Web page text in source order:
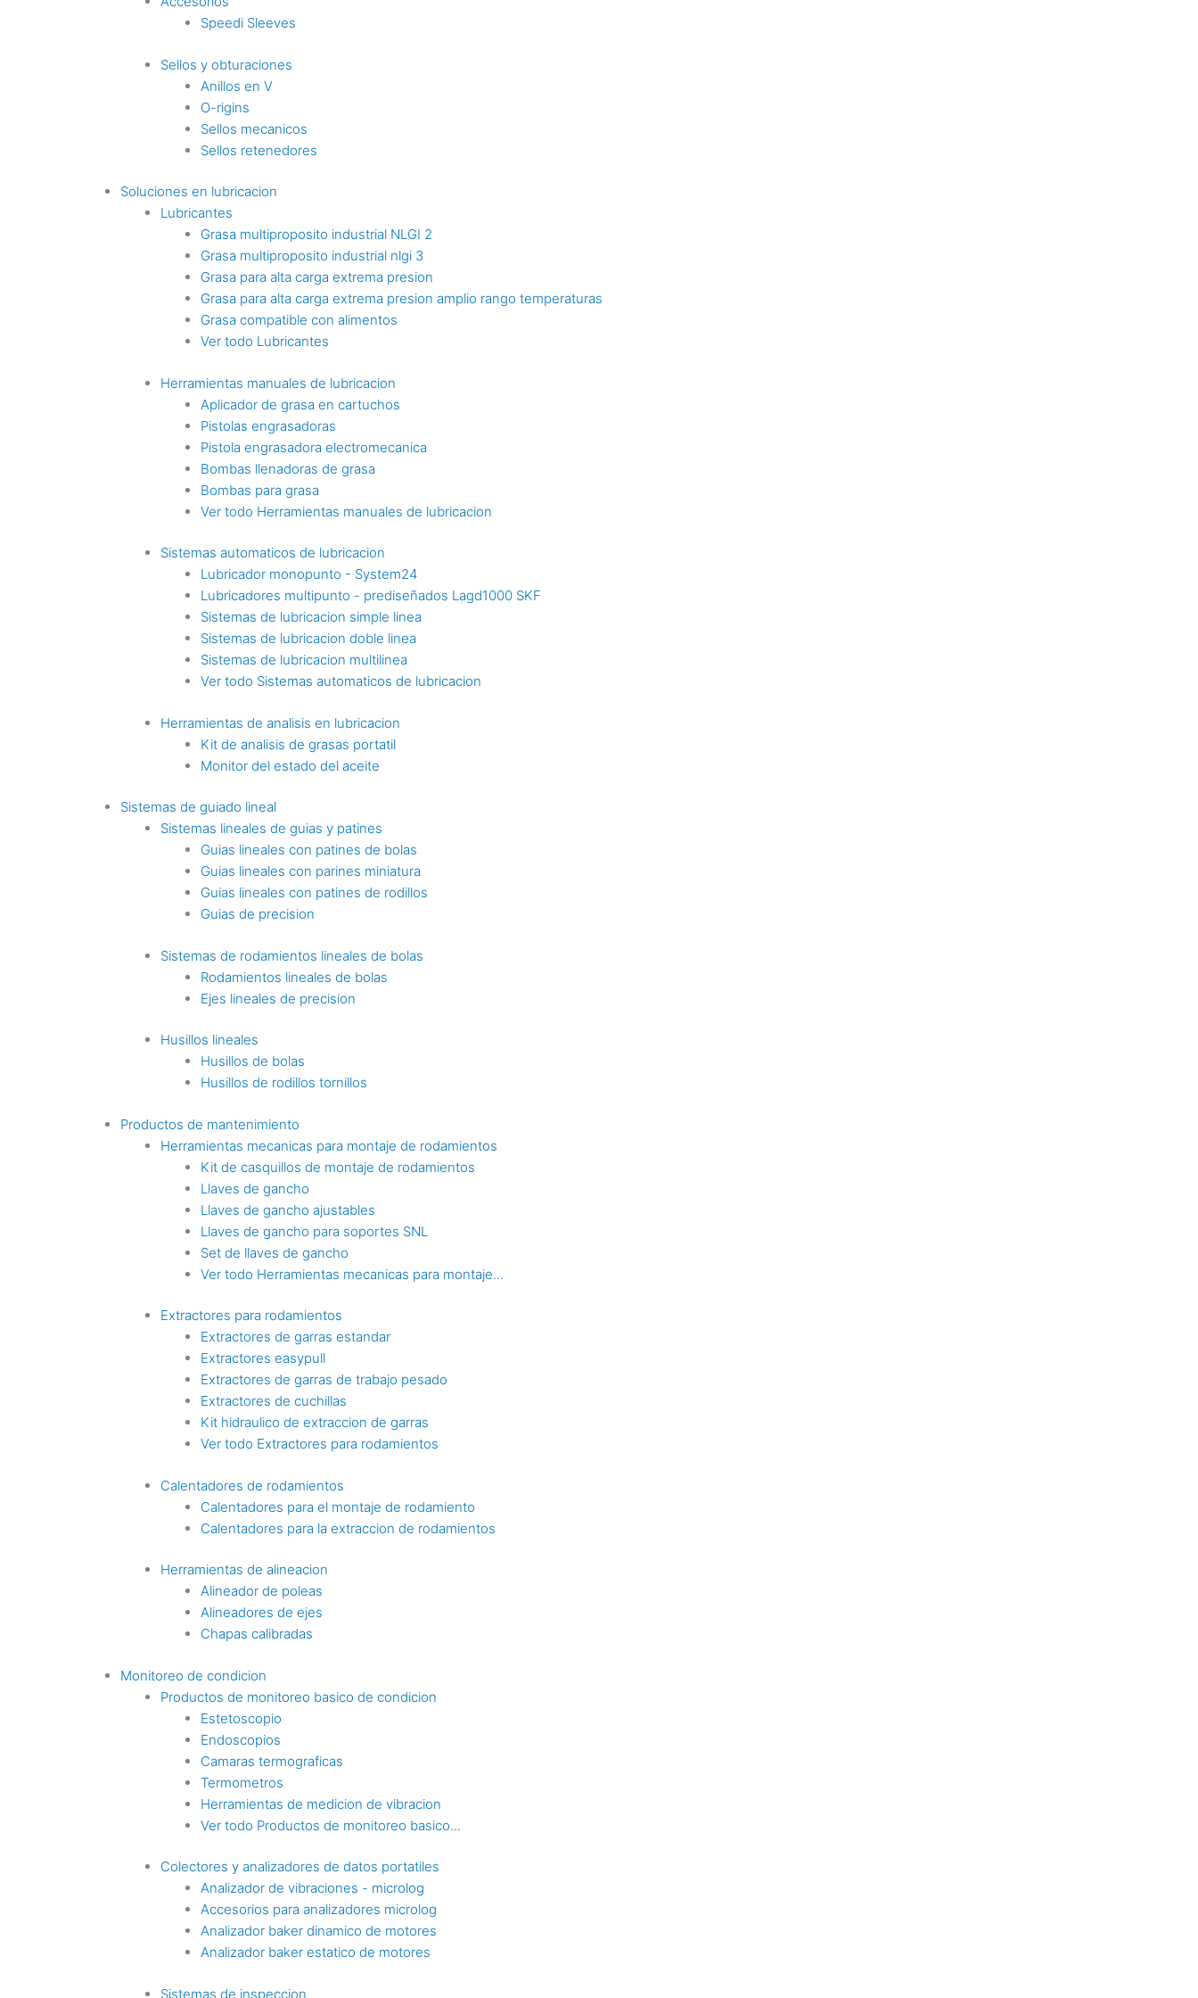
Speedi Sleeves
Sellos y obturaciones
Anillos en V
O-rigins
Sellos mecanicos
Sellos retenedores
Soluciones en lubricacion
Lubricantes
Grasa multiproposito industrial NLGI 2
Grasa multiproposito industrial nlgi 3
Grasa para alta carga extrema presion
Grasa para alta carga extrema presion amplio rango temperaturas
Grasa compatible con alimentos
Ver todo Lubricantes
Herramientas manuales de lubricacion
Aplicador de grasa en cartuchos
Pistolas engrasadoras
Pistola engrasadora electromecanica
Bombas llenadoras de grasa
Bombas para grasa
Ver todo Herramientas manuales de lubricacion
Sistemas automaticos de lubricacion
Lubricador monopunto - System24
Lubricadores multipunto - prediseñados Lagd1000 SKF
Sistemas de lubricacion simple linea
Sistemas de lubricacion doble linea
Sistemas de lubricacion multilinea
Ver todo Sistemas automaticos de lubricacion
Herramientas de analisis en lubricacion
Kit de analisis de grasas portatil
Monitor del estado del aceite
Sistemas de guiado lineal
Sistemas lineales de guias y patines
Guias lineales con patines de bolas
Guias lineales con parines miniatura
Guias lineales con patines de rodillos
Guias de precision
Sistemas de rodamientos lineales de bolas
Rodamientos lineales de bolas
Ejes lineales de precision
Husillos lineales
Husillos de bolas
Husillos de rodillos tornillos
Productos de mantenimiento
Herramientas mecanicas para montaje de rodamientos
Kit de casquillos de montaje de rodamientos
Llaves de gancho
Llaves de gancho ajustables
Llaves de gancho para soportes SNL
Set de llaves de gancho
Ver todo Herramientas mecanicas para montaje...
Extractores para rodamientos
Extractores de garras estandar
Extractores easypull
Extractores de garras de trabajo pesado
Extractores de cuchillas
Kit hidraulico de extraccion de garras
Ver todo Extractores para rodamientos
Calentadores de rodamientos
Calentadores para el montaje de rodamiento
Calentadores para la extraccion de rodamientos
Herramientas de alineacion
Alineador de poleas
Alineadores de ejes
Chapas calibradas
Monitoreo de condicion
Productos de monitoreo basico de condicion
Estetoscopio
Endoscopios
Camaras termograficas
Termometros
Herramientas de medicion de vibracion
Ver todo Productos de monitoreo basico...
Colectores y analizadores de datos portatiles
Analizador de vibraciones - microlog
Accesorios para analizadores microlog
Analizador baker dinamico de motores
Analizador baker estatico de motores
Sistemas de inspeccion